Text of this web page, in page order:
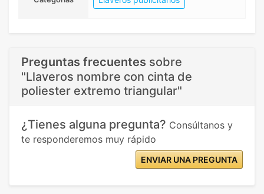
Preguntas frecuentes sobre
"Llaveros nombre con cinta de
poliester extremo triangular"
¿Tienes alguna pregunta? Consúltanos y
te responderemos muy rápido
ENVIAR UNA PREGUNTA